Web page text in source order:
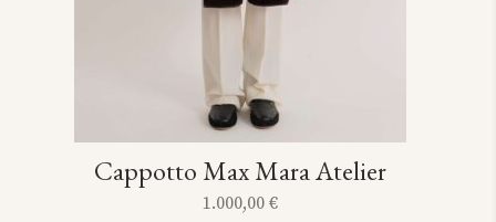
Cappotto Max Mara Atelier
1.000,00 €